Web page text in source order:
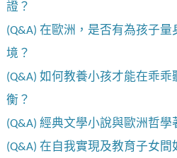
證？
(Q&A) 在歐洲，是否有為孩子
境？
(Q&A) 如何教養小孩才能在乖
衡？
(Q&A) 經典文學小說與歐洲哲學
(Q&A) 在自我實現及教育子女間